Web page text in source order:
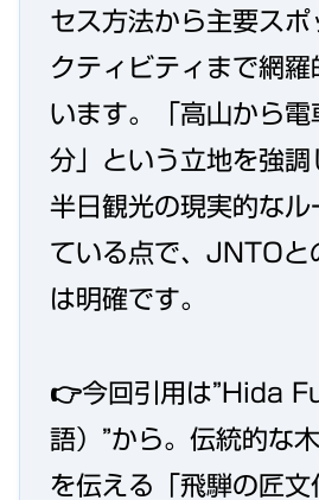
セス方法から主要スポ
クティビティまで網羅
います。「高山から
分」という立地を強調
半日観光の現実的なル
ている点で、JNTOと
は明確です。
👉今回引用は”Hida
語）”から。伝統的な
を伝える「飛騨の匠文